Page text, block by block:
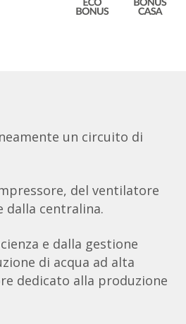
un circuito di
del ventilatore
centralina.
e dalla gestione
di acqua ad alta
dedicato alla produzione